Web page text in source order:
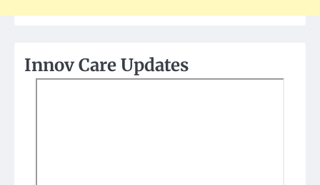
Innov Care Updates